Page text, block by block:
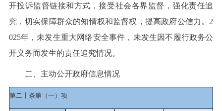
开投诉监督链接和方式，接受社会各界监督，强化责任追
究，切实保障群众的知情权和监督权，提高政府公信力。2
025年，未发生重大网络安全事件，未发生因不履行政务公
开义务而发生的责任追究情况。
二、主动公开政府信息情况
第二十条第（一）项